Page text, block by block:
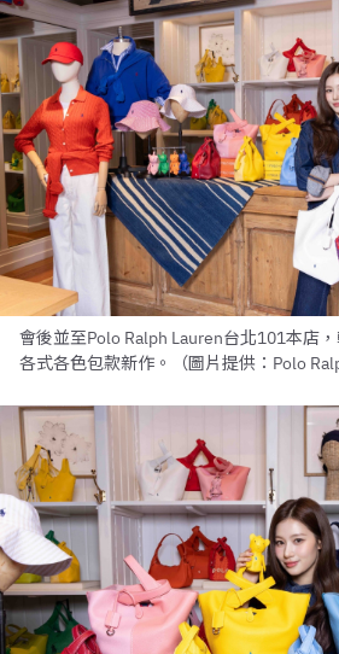
會後並至Polo Ralph Lauren台北101本店
各式各色包款新作。（圖片提供：Polo